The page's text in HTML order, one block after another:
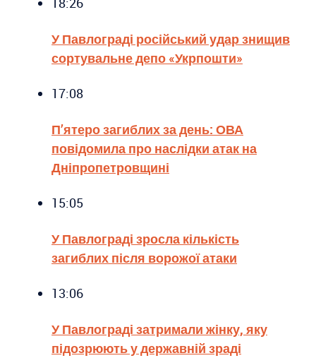
У Павлограді російський удар знищив
сортувальне депо «Укрпошти»
17:08
П’ятеро загиблих за день: ОВА
повідомила про наслідки атак на
Дніпропетровщині
15:05
У Павлограді зросла кількість
загиблих після ворожої атаки
13:06
У Павлограді затримали жінку, яку
підозрюють у державній зраді